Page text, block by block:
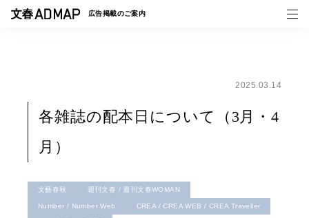
広告掲載のご案内
事例一覧
2025.03.14
各雑誌の配本日について（3月・4
月）
文藝春秋 週刊文春 / 週刊文春WOMAN
Number / Number Web CREA / CREA WEB / CREA Traveller